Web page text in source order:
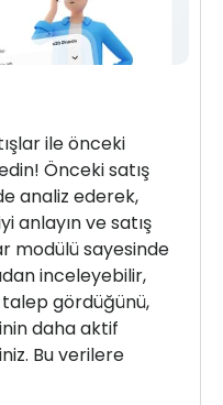
ile önceki
Önceki satış
analiz ederek,
anlayın ve satış
modülü sayesinde
inceleyebilir,
gördüğünü,
daha aktif
Bu verilere